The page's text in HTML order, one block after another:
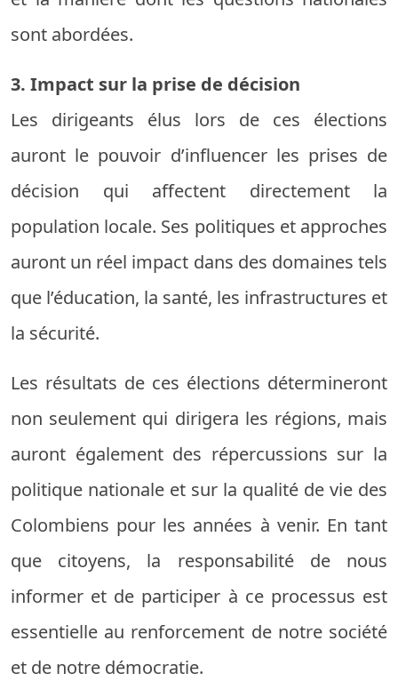
sont abordées.
3. Impact sur la prise de décision
Les dirigeants élus lors de ces élections
auront le pouvoir d’influencer les prises de
décision qui affectent directement la
population locale. Ses politiques et approches
auront un réel impact dans des domaines tels
que l’éducation, la santé, les infrastructures et
la sécurité.
Les résultats de ces élections détermineront
non seulement qui dirigera les régions, mais
auront également des répercussions sur la
politique nationale et sur la qualité de vie des
Colombiens pour les années à venir. En tant
que citoyens, la responsabilité de nous
informer et de participer à ce processus est
essentielle au renforcement de notre société
et de notre démocratie.